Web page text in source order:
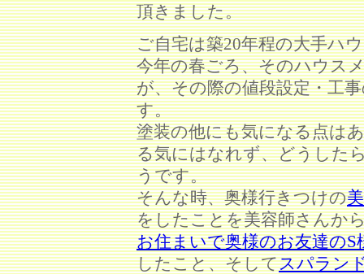
頂きました。
ご自宅は築20年程の大手ハ
今年の春ごろ、そのハウス
が、その際の値段設定・工
す。
塗装の他にも気になる点は
る気にはなれず、どうした
うです。
そんな時、奥様行きつけの
をしたことを美容師さんか
お住まいで奥様のお友達のS
したこと、そしてスパラン